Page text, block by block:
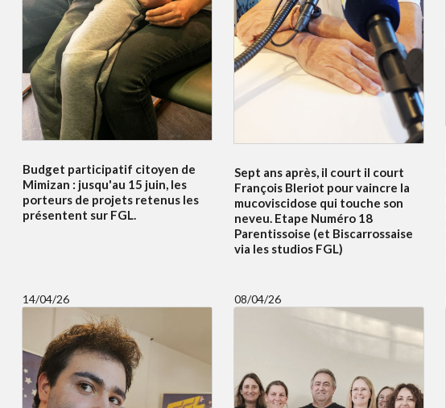
Budget participatif citoyen de
Mimizan : jusqu'au 15 juin, les
porteurs de projets retenus les
présentent sur FGL.
Sept ans après, il court il court
François Bleriot pour vaincre la
mucoviscidose qui touche son
neveu. Etape Numéro 18
Parentissoise (et Biscarrossaise
via les studios FGL)
14/04/26 08/04/26